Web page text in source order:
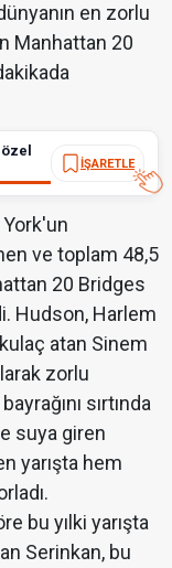
en zorlu
Manhattan 20
İŞARETLE
ve toplam 48,5
20 Bridges
Hudson, Harlem
atan Sinem
zorlu
sırtında
suya giren
yarışta hem
bu yılki yarışta
Serinkan, bu